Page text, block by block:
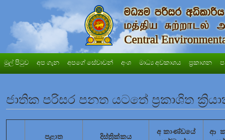
මුල් පිටුව අප ගැන අපගේ සේවාවන් අංශ මාධ්‍ය අවකාශය ප්‍රකාශන
ජාතික පරිසර පනත යටතේ ප්‍රකාශිත
පළාත දිස්ත්‍රික්කය
අ කාණ්ඩයේ
ආ